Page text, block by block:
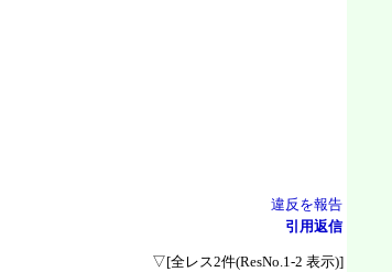
違反を報告
引用返信
▽[全レス2件(ResNo.1-2 表示)]